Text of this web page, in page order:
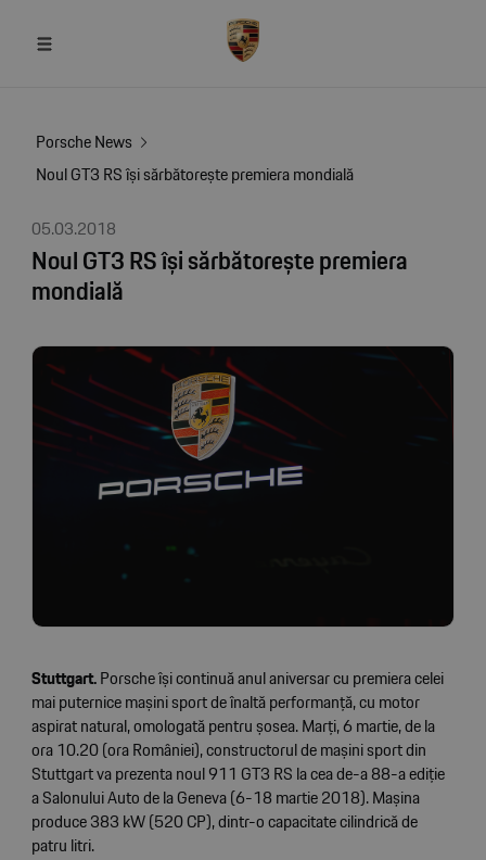
Porsche News
Noul GT3 RS își sărbătorește premiera mondială
05.03.2018
Noul GT3 RS își sărbătorește premiera
mondială
Stuttgart.Porsche își continuă anul aniversar cu premiera celei
mai puternice mașini sport de înaltă performanță, cu motor
aspirat natural, omologată pentru șosea. Marți, 6 martie, de la
ora 10.20 (ora României), constructorul de mașini sport din
Stuttgart va prezenta noul 911 GT3 RS la cea de-a 88-a ediție
a Salonului Auto de la Geneva (6-18 martie 2018). Mașina
produce 383 kW (520 CP), dintr-o capacitate cilindrică de
patru litri.